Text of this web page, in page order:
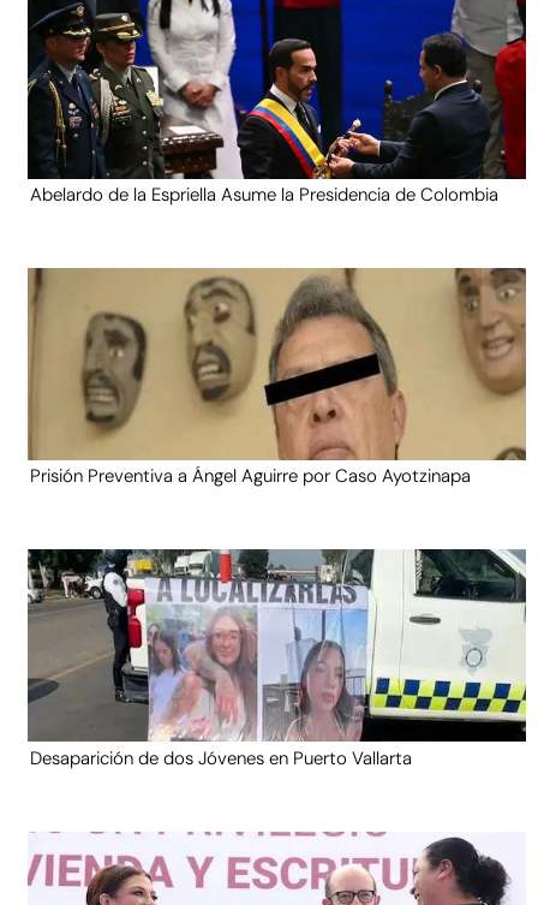
Abelardo de la Espriella Asume la Presidencia de Colombia
Prisión Preventiva a Ángel Aguirre por Caso Ayotzinapa
Desaparición de dos Jóvenes en Puerto Vallarta